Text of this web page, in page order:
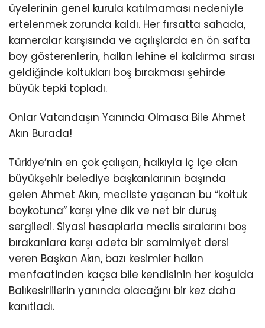
üyelerinin genel kurula katılmaması nedeniyle
ertelenmek zorunda kaldı. Her fırsatta sahada,
kameralar karşısında ve açılışlarda en ön safta
boy gösterenlerin, halkın lehine el kaldırma sırası
geldiğinde koltukları boş bırakması şehirde
büyük tepki topladı.
Onlar Vatandaşın Yanında Olmasa Bile Ahmet
Akın Burada!
Türkiye’nin en çok çalışan, halkıyla iç içe olan
büyükşehir belediye başkanlarının başında
gelen Ahmet Akın, mecliste yaşanan bu “koltuk
boykotuna” karşı yine dik ve net bir duruş
sergiledi. Siyasi hesaplarla meclis sıralarını boş
bırakanlara karşı adeta bir samimiyet dersi
veren Başkan Akın, bazı kesimler halkın
menfaatinden kaçsa bile kendisinin her koşulda
Balıkesirlilerin yanında olacağını bir kez daha
kanıtladı.